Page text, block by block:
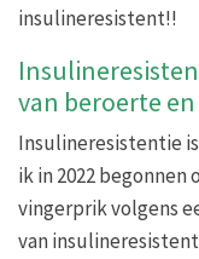
insulineresistent!!
van beroerte
Insulineresistentie
ik in 2022
vingerprik volgens
van